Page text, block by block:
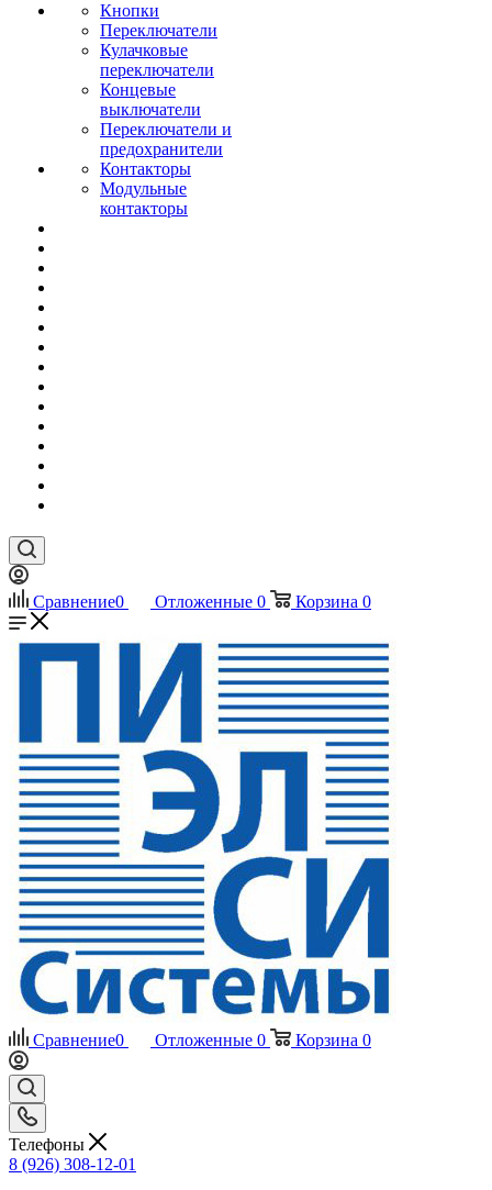
Кнопки
Переключатели
Кулачковые
переключатели
Концевые
выключатели
Переключатели и
предохранители
Контакторы
Модульные
контакторы
Сравнение0 Отложенные 0 Корзина 0
Сравнение0 Отложенные 0 Корзина 0
Телефоны
8 (926) 308-12-01